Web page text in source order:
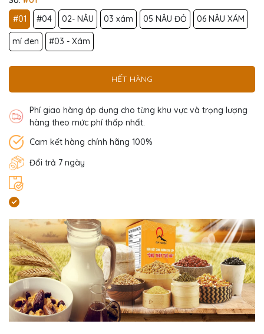
#01
#04 02- NÂU 03 xám 05 NÂU ĐỎ 06 NÂU XÁM
mí đen #03 - Xám
HẾT HÀNG
Phí giao hàng áp dụng cho từng khu vực và trọng lượng
hàng theo mức phí thấp nhất.
Cam kết hàng chính hãng 100%
Đổi trả 7 ngày